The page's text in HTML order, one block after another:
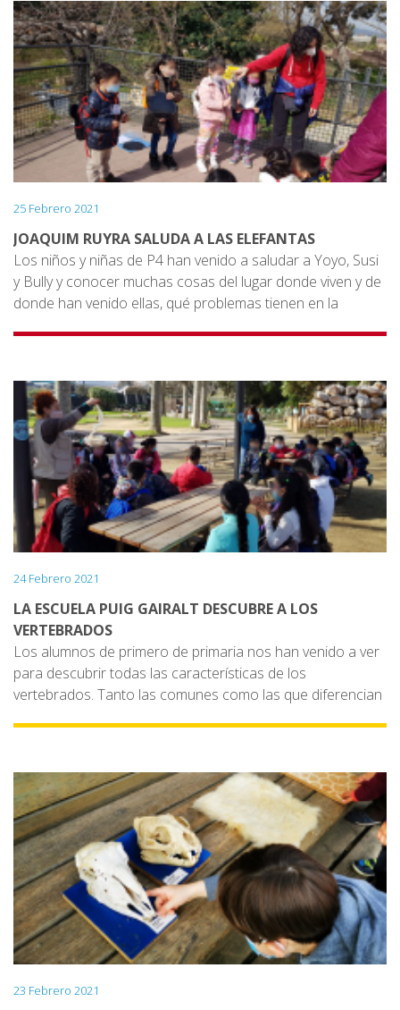
secretarios, director, conservadores, camareros,
cocineros, médico, enfermera, limpieza ... realmente el zoo
es como una pequeña ciudad !
La educadora del Zoo nos ha explicado en que consiste
su trabajo, el trabajo de los otros compañeros y lo que
han tenido que estudiar.
25 Febrero 2021
JOAQUIM RUYRA SALUDA A LAS ELEFANTAS
Los niños y niñas de P4 han venido a saludar a Yoyo, Susi
y Bully y conocer muchas cosas del lugar donde viven y de
donde han venido ellas, qué problemas tienen en la
comen con la trompa y qué comen, cómo caminan, cómo
es su familia en la sabana africana y el zoo.
También han descubierto su huella y han preparado un
buen plato de comida mediante 2 dinámicas con las que
se lo han pasado muy bien!
24 Febrero 2021
LA ESCUELA PUIG GAIRALT DESCUBRE A LOS
VERTEBRADOS
Los alumnos de primero de primaria nos han venido a ver
para descubrir todas las características de los
vertebrados. Tanto las comunes como las que diferencian
De los ovíparos, vivíparos y ovovivíparos.
De los que tienen pelos, escamas, plumas o la piel
desnuda.
23 Febrero 2021